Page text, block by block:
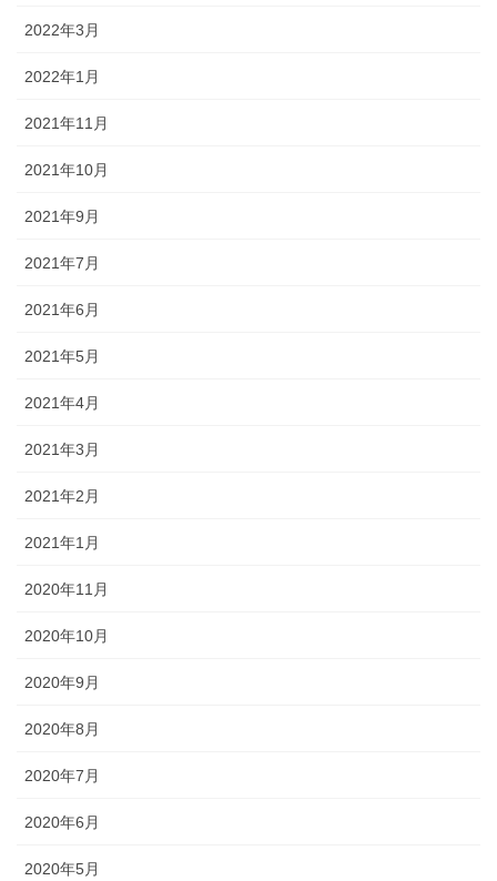
2022年3月
2022年1月
2021年11月
2021年10月
2021年9月
2021年7月
2021年6月
2021年5月
2021年4月
2021年3月
2021年2月
2021年1月
2020年11月
2020年10月
2020年9月
2020年8月
2020年7月
2020年6月
2020年5月